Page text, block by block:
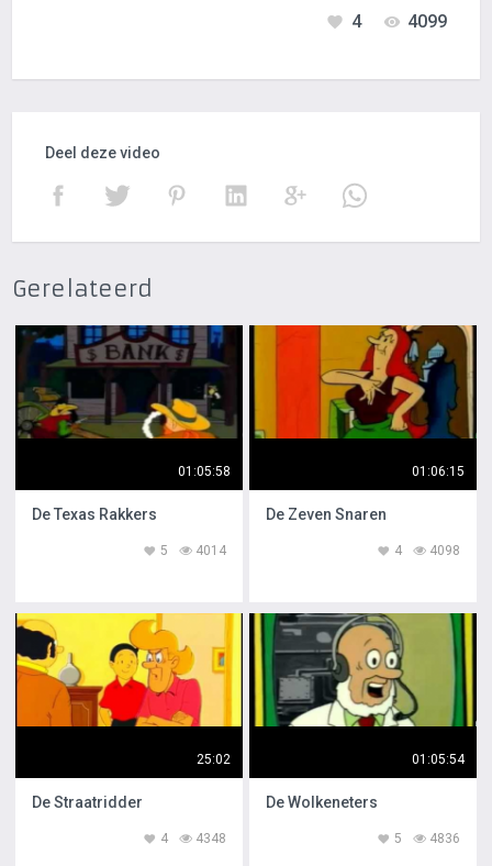
4099
4
Deel deze video
Gerelateerd
01:05:58
De Texas Rakkers
4014
5
01:06:15
De Zeven Snaren
4098
4
25:02
De Straatridder
4348
4
01:05:54
De Wolkeneters
4836
5